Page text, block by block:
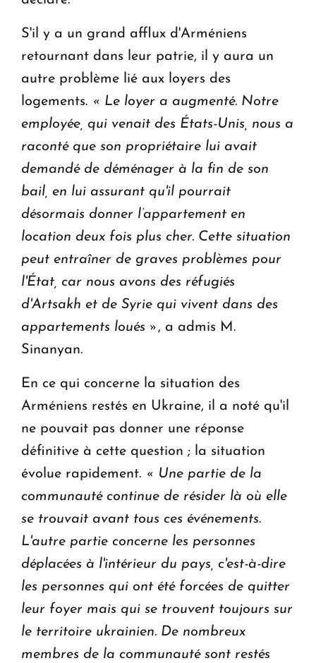
S'il y a un grand afflux d'Arméniens
retournant dans leur patrie, il y aura un
autre problème lié aux loyers des
logements. « Le loyer a augmenté. Notre
employée, qui venait des États-Unis, nous a
raconté que son propriétaire lui avait
demandé de déménager à la fin de son
bail, en lui assurant qu'il pourrait
désormais donner l’appartement en
location deux fois plus cher. Cette situation
peut entraîner de graves problèmes pour
l'État, car nous avons des réfugiés
d'Artsakh et de Syrie qui vivent dans des
appartements loués », a admis M.
Sinanyan.
En ce qui concerne la situation des
Arméniens restés en Ukraine, il a noté qu'il
ne pouvait pas donner une réponse
définitive à cette question ; la situation
évolue rapidement. « Une partie de la
communauté continue de résider là où elle
se trouvait avant tous ces événements.
L'autre partie concerne les personnes
déplacées à l'intérieur du pays, c'est-à-dire
les personnes qui ont été forcées de quitter
leur foyer mais qui se trouvent toujours sur
le territoire ukrainien. De nombreux
membres de la communauté sont restés